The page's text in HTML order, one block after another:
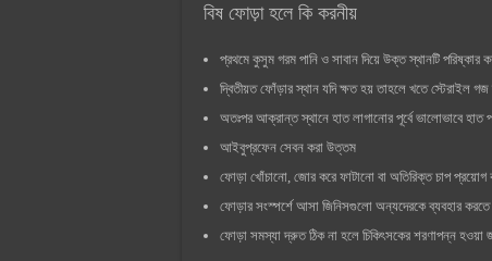
বিষ ফোড়া হলে কি করনীয়
প্রথমে কুসুম গরম পানি ও সাবান দিয়ে উক্ত স্থানটি পরিষ্কার
দ্বিতীয়ত ফোঁড়ার স্থান যদি ক্ষত হয় তাহলে খতে স্টেরাইল গজ
অতঃপর আক্রান্ত স্থানে হাত লাগানোর পূর্বে ভালোভাবে হাত
আইবুপ্রফেন সেবন করা উত্তম
ফোড়া খোঁচানো, জোর করে ফাটানো বা অতিরিক্ত চাপ প্রয়োগ
ফোড়ার সংস্পর্শে আসা জিনিসগুলো অন্যদেরকে ব্যবহার করতে
ফোড়া সমস্যা দ্রুত ঠিক না হলে চিকিৎসকের শরণাপন্ন হওয়া